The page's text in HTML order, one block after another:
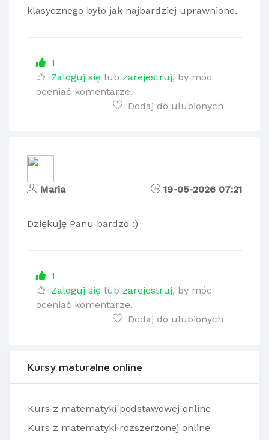
klasycznego było jak najbardziej uprawnione.
1
Zaloguj się lub zarejestruj, by móc
oceniać komentarze.
Dodaj do ulubionych
Maria 19-05-2026 07:21
Dziękuję Panu bardzo :)
1
Zaloguj się lub zarejestruj, by móc
oceniać komentarze.
Dodaj do ulubionych
Kursy maturalne online
Kurs z matematyki podstawowej online
Kurs z matematyki rozszerzonej online